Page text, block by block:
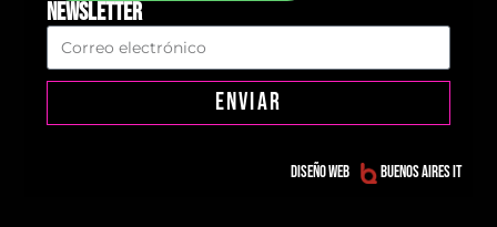
NEWSLETTER
ENVIAR
Diseño web Buenos Aires IT